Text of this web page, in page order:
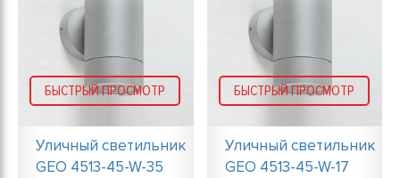
БЫСТРЫЙ ПРОСМОТР
Уличный светильник
GEO 4513-45-W-35
БЫСТРЫЙ ПРОСМОТР
Уличный светильник
GEO 4513-45-W-17